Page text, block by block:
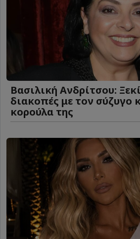
Βασιλική Ανδρίτσου:
διακοπές με τον σύζυγο
κορούλα της